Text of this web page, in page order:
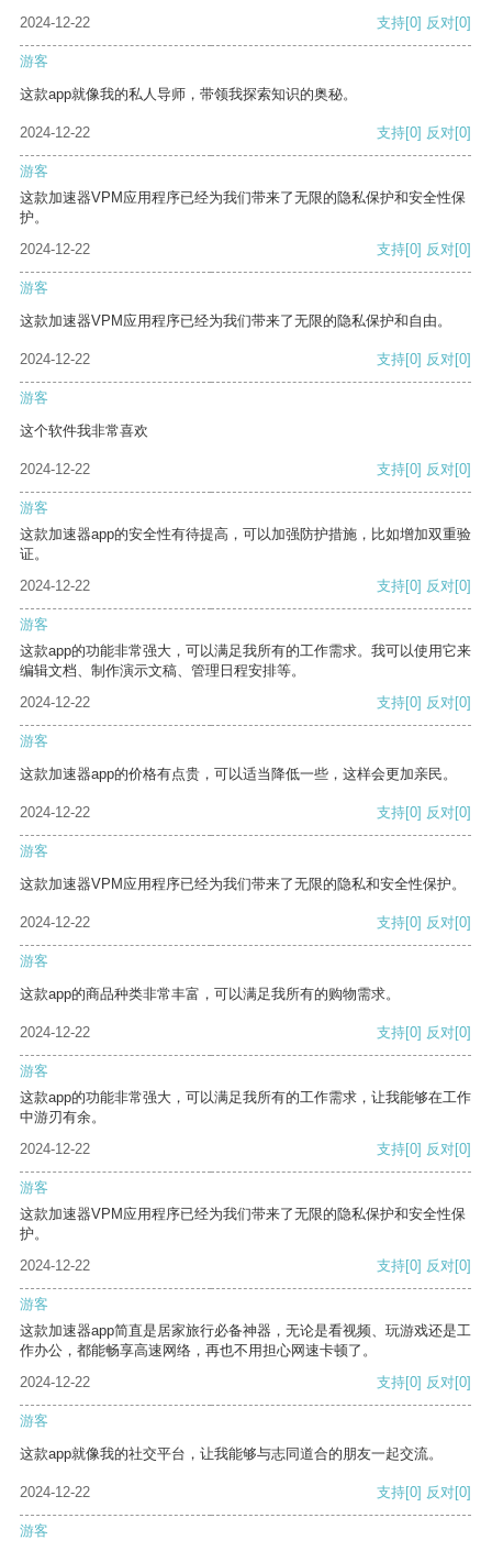
2024-12-22 支持[0] 反对[0]
游客
这款app就像我的私人导师，带领我探索知识的奥秘。
2024-12-22 支持[0] 反对[0]
游客
这款加速器VPM应用程序已经为我们带来了无限的隐私保护和安全性保
护。
2024-12-22
支持[0] 反对[0]
游客
这款加速器VPM应用程序已经为我们带来了无限的隐私保护和自由。
2024-12-22 支持[0] 反对[0]
游客
这个软件我非常喜欢
2024-12-22 支持[0] 反对[0]
游客
这款加速器app的安全性有待提高，可以加强防护措施，比如增加双重验
证。
2024-12-22
支持[0] 反对[0]
游客
这款app的功能非常强大，可以满足我所有的工作需求。我可以使用它来
编辑文档、制作演示文稿、管理日程安排等。
2024-12-22
支持[0] 反对[0]
游客
这款加速器app的价格有点贵，可以适当降低一些，这样会更加亲民。
2024-12-22 支持[0] 反对[0]
游客
这款加速器VPM应用程序已经为我们带来了无限的隐私和安全性保护。
2024-12-22 支持[0] 反对[0]
游客
这款app的商品种类非常丰富，可以满足我所有的购物需求。
2024-12-22 支持[0] 反对[0]
游客
这款app的功能非常强大，可以满足我所有的工作需求，让我能够在工作
中游刃有余。
2024-12-22
支持[0] 反对[0]
游客
这款加速器VPM应用程序已经为我们带来了无限的隐私保护和安全性保
护。
2024-12-22
支持[0] 反对[0]
游客
这款加速器app简直是居家旅行必备神器，无论是看视频、玩游戏还是工
作办公，都能畅享高速网络，再也不用担心网速卡顿了。
2024-12-22
支持[0] 反对[0]
游客
这款app就像我的社交平台，让我能够与志同道合的朋友一起交流。
2024-12-22 支持[0] 反对[0]
游客